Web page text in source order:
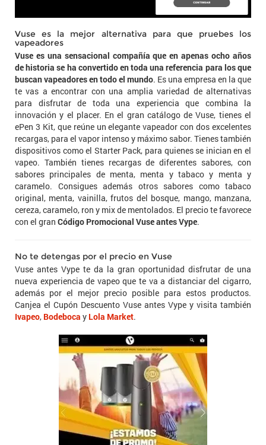
Vuse es la mejor alternativa para que pruebes los
vapeadores
Vuse es una sensacional compañía que en apenas ocho años
de historia se ha convertido en toda una referencia para los que
buscan vapeadores en todo el mundo. Es una empresa en la que
te vas a encontrar con una amplia variedad de alternativas
para disfrutar de toda una experiencia que combina la
innovación y el placer. En el gran catálogo de Vuse, tienes el
ePen 3 Kit, que reúne un elegante vapeador con dos excelentes
recargas, para el vapor intenso y máximo sabor. Tienes también
dispositivos como el Starter Pack, para quienes se inician en el
vapeo. También tienes recargas de diferentes sabores, con
sabores principales de menta, menta y tabaco y menta y
caramelo. Consigues además otros sabores como tabaco
original, menta, vainilla, frutos del bosque, mango, manzana,
cereza, caramelo, ron y mix de mentolados. El precio te favorece
con el gran Código Promocional Vuse antes Vype.
No te detengas por el precio en Vuse
Vuse antes Vype te da la gran oportunidad disfrutar de una
nueva experiencia de vapeo que te va a distanciar del cigarro,
además por el mejor precio posible para estos productos.
Canjea el Cupón Descuento Vuse antes Vype y visita también
Ivapeo, Bodeboca y Lola Market.